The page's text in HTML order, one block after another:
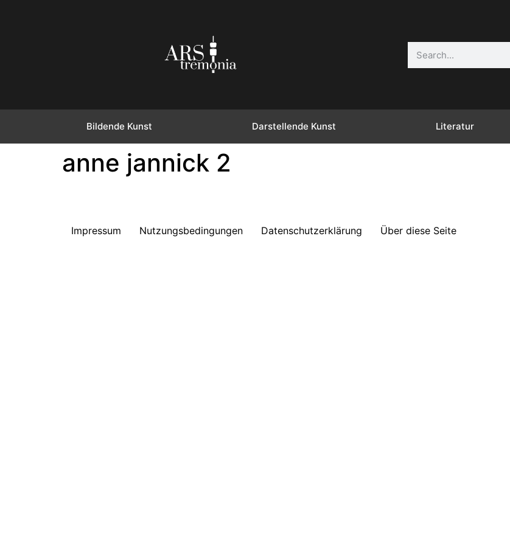
Bildende Kunst Darstellende Kunst Literatur
anne jannick 2
Impressum Nutzungsbedingungen Datenschutzerklärung Über diese Seite